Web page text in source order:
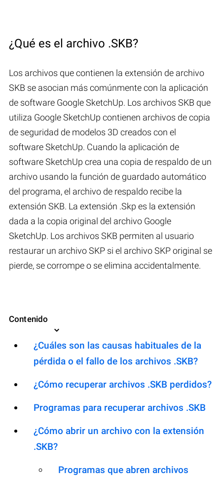
¿Qué es el archivo .SKB?
Los archivos que contienen la extensión de archivo
SKB se asocian más comúnmente con la aplicación
de software Google SketchUp. Los archivos SKB que
utiliza Google SketchUp contienen archivos de copia
de seguridad de modelos 3D creados con el
software SketchUp. Cuando la aplicación de
software SketchUp crea una copia de respaldo de un
archivo usando la función de guardado automático
del programa, el archivo de respaldo recibe la
extensión SKB. La extensión .Skp es la extensión
dada a la copia original del archivo Google
SketchUp. Los archivos SKB permiten al usuario
restaurar un archivo SKP si el archivo SKP original se
pierde, se corrompe o se elimina accidentalmente.
Contenido
¿Cuáles son las causas habituales de la
pérdida o el fallo de los archivos .SKB?
¿Cómo recuperar archivos .SKB perdidos?
Programas para recuperar archivos .SKB
¿Cómo abrir un archivo con la extensión
.SKB?
Programas que abren archivos